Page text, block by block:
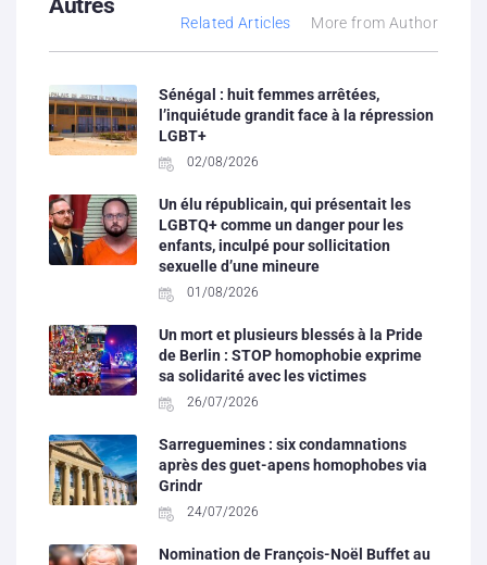
Autres
Related Articles More from Author
Sénégal : huit femmes arrêtées,
l’inquiétude grandit face à la répression
LGBT+
02/08/2026
Un élu républicain, qui présentait les
LGBTQ+ comme un danger pour les
enfants, inculpé pour sollicitation
sexuelle d’une mineure
01/08/2026
Un mort et plusieurs blessés à la Pride
de Berlin : STOP homophobie exprime
sa solidarité avec les victimes
26/07/2026
Sarreguemines : six condamnations
après des guet-apens homophobes via
Grindr
24/07/2026
Nomination de François-Noël Buffet au